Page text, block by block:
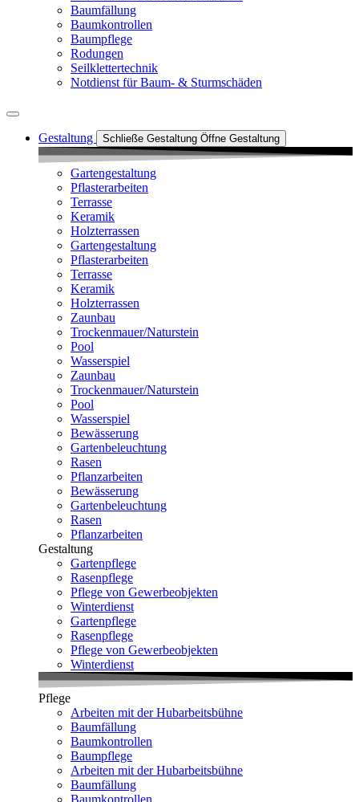
Baumfällung
Baumkontrollen
Baumpflege
Rodungen
Seilklettertechnik
Notdienst für Baum- & Sturmschäden
Gestaltung Schließe Gestaltung Öffne Gestaltung
Gartengestaltung
Pflasterarbeiten
Terrasse
Keramik
Holzterrassen
Gartengestaltung
Pflasterarbeiten
Terrasse
Keramik
Holzterrassen
Zaunbau
Trockenmauer/Naturstein
Pool
Wasserspiel
Zaunbau
Trockenmauer/Naturstein
Pool
Wasserspiel
Bewässerung
Gartenbeleuchtung
Rasen
Pflanzarbeiten
Bewässerung
Gartenbeleuchtung
Rasen
Pflanzarbeiten
Gestaltung
Gartenpflege
Rasenpflege
Pflege von Gewerbeobjekten
Winterdienst
Gartenpflege
Rasenpflege
Pflege von Gewerbeobjekten
Winterdienst
Pflege
Arbeiten mit der Hubarbeitsbühne
Baumfällung
Baumkontrollen
Baumpflege
Arbeiten mit der Hubarbeitsbühne
Baumfällung
Baumkontrollen